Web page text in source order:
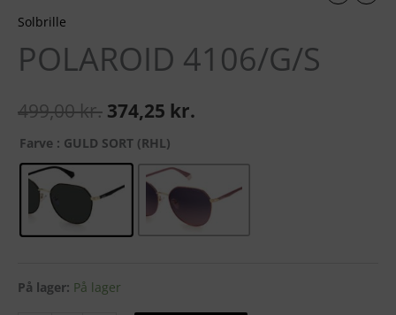
Solbrille
POLAROID 4106/G/S
499,00kr. 374,25 kr.
Farve : GULD SORT (RHL)
På lager: På lager